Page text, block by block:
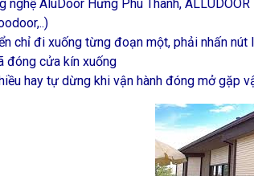
AluDoor Hưng Phú Thành, ALLUDOOR
chỉ đi xuống từng đoạn một, phải nhấn
đóng cửa kín xuống
hay tự dừng khi vận hành đóng mở gặp